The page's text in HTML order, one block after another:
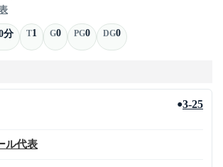
分 T1 G0 PG0 DG0
●3-25
ル代表